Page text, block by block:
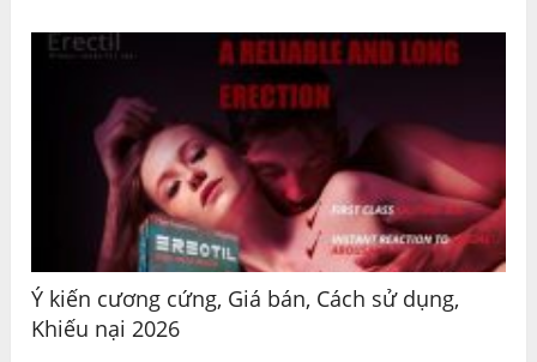
Ý kiến ​​cương cứng, Giá bán, Cách sử dụng,
Khiếu nại 2026